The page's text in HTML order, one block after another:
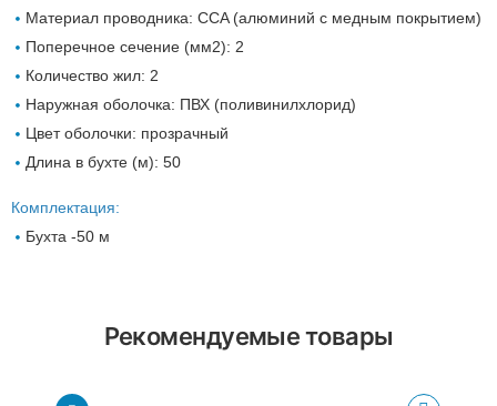
Материал проводника: CCA (алюминий с медным покрытием)
Поперечное сечение (мм2): 2
Количество жил: 2
Наружная оболочка: ПВХ (поливинилхлорид)
Цвет оболочки: прозрачный
Длина в бухте (м): 50
Комплектация:
Бухта -50 м
Рекомендуемые товары